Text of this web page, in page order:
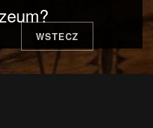
日本語
WSTECZ